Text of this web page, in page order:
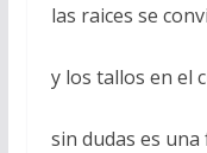
las raices se
y los tallos en el
sin dudas es